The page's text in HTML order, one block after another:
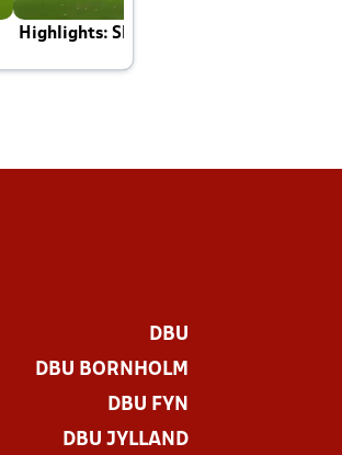
Highlights: Skotland - Danmark 4-2
DBU
DBU BORNHOLM
DBU FYN
DBU JYLLAND